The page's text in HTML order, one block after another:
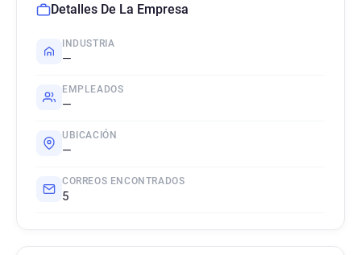
Detalles De La Empresa
INDUSTRIA
—
EMPLEADOS
—
UBICACIÓN
—
CORREOS ENCONTRADOS
5